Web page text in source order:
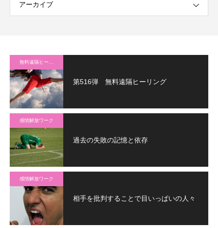
アーカイブ
第516弾 無料遠隔ヒーリング
感情解放ワーク
過去の失敗の記憶と依存
感情解放ワーク
相手を批判することで目いっぱいの人々